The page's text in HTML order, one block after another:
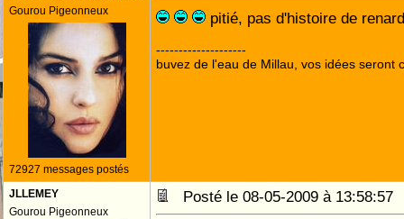
Gourou Pigeonneux
72927 messages postés
pitié, pas d'histoire de
--------------------
buvez de l'eau de Millau, vos idées seront
JLLEMEY
Gourou Pigeonneux
Posté le 08-05-2009 à